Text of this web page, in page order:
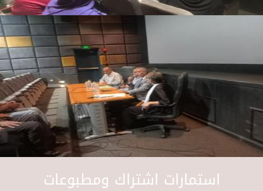
استمارات اشتراك ومطبوعات